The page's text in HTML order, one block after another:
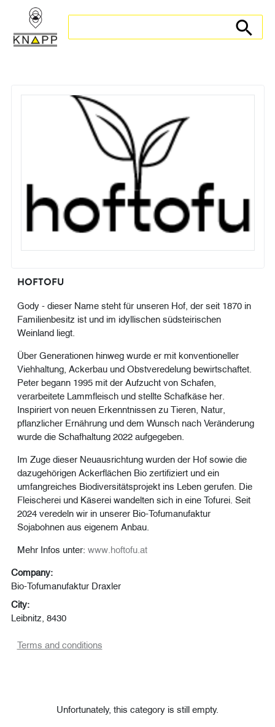
Search
HOFTOFU
Gody - dieser Name steht für unseren Hof, der seit 1870 in
Familienbesitz ist und im idyllischen südsteirischen
Weinland liegt.
Über Generationen hinweg wurde er mit konventioneller
Viehhaltung, Ackerbau und Obstveredelung bewirtschaftet.
Peter begann 1995 mit der Aufzucht von Schafen,
verarbeitete Lammfleisch und stellte Schafkäse her.
Inspiriert von neuen Erkenntnissen zu Tieren, Natur,
pflanzlicher Ernährung und dem Wunsch nach Veränderung
wurde die Schafhaltung 2022 aufgegeben.
Im Zuge dieser Neuausrichtung wurden der Hof sowie die
dazugehörigen Ackerflächen Bio zertifiziert und ein
umfangreiches Biodiversitätsprojekt ins Leben gerufen. Die
Fleischerei und Käserei wandelten sich in eine Tofurei. Seit
2024 veredeln wir in unserer Bio-Tofumanufaktur
Sojabohnen aus eigenem Anbau.
Mehr Infos unter: www.hoftofu.at
Company:
Bio-Tofumanufaktur Draxler
City:
Leibnitz, 8430
Terms and conditions
Unfortunately, this category is still empty.